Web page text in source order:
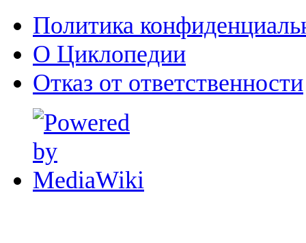
Политика
О Циклопедии
Отказ от ответственности